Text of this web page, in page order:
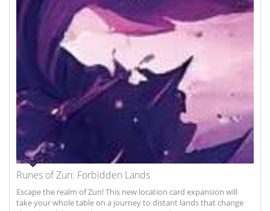
Runes of Zun: Forbidden Lands
Escape the realm of Zun! This new location card expansion will
take your whole table on a journey to distant lands that change